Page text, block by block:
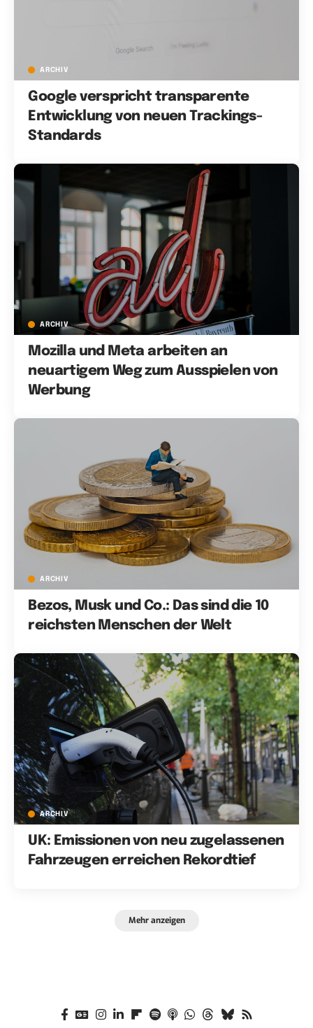
ARCHIV
Google verspricht transparente
Entwicklung von neuen Trackings-
Standards
ARCHIV
Mozilla und Meta arbeiten an
neuartigem Weg zum Ausspielen von
Werbung
ARCHIV
Bezos, Musk und Co.: Das sind die 10
reichsten Menschen der Welt
ARCHIV
UK: Emissionen von neu zugelassenen
Fahrzeugen erreichen Rekordtief
Mehr anzeigen